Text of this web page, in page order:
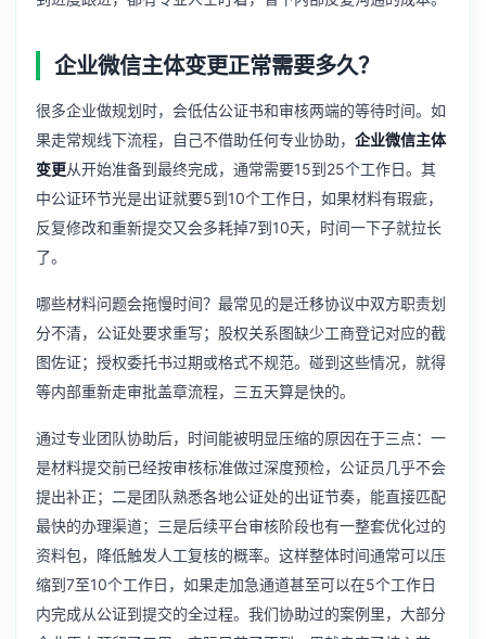
企业微信主体变更正常需要多久？
很多企业做规划时，会低估公证书和审核两端的等待时间。如
果走常规线下流程，自己不借助任何专业协助， 企业微信主体
变更从开始准备到最终完成，通常需要15到25个工作日。其
中公证环节光是出证就要5到10个工作日，如果材料有瑕疵，
反复修改和重新提交又会多耗掉7到10天，时间一下子就拉长
了。
哪些材料问题会拖慢时间？最常见的是迁移协议中双方职责划
分不清，公证处要求重写；股权关系图缺少工商登记对应的截
图佐证；授权委托书过期或格式不规范。碰到这些情况，就得
等内部重新走审批盖章流程，三五天算是快的。
通过专业团队协助后，时间能被明显压缩的原因在于三点：一
是材料提交前已经按审核标准做过深度预检，公证员几乎不会
提出补正；二是团队熟悉各地公证处的出证节奏，能直接匹配
最快的办理渠道；三是后续平台审核阶段也有一整套优化过的
资料包，降低触发人工复核的概率。这样整体时间通常可以压
缩到7至10个工作日，如果走加急通道甚至可以在5个工作日
内完成从公证到提交的全过程。我们协助过的案例里，大部分